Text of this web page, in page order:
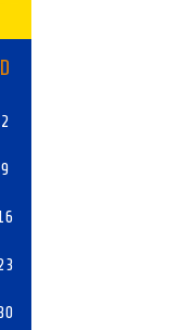
D
2
9